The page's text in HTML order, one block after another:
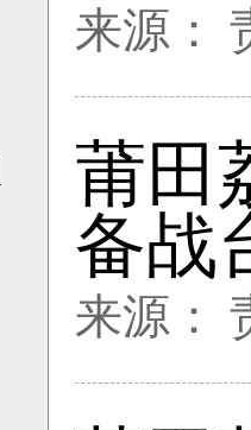
来源：
莆田
备战
来源：